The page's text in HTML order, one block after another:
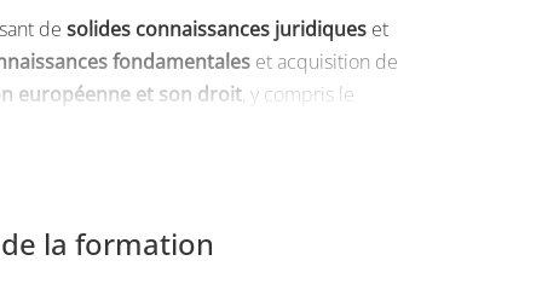
de solides connaissances juridiques et
fondamentales et acquisition de
européenne et son droit, y compris le
à leurs pratiques professionnelles
la formation